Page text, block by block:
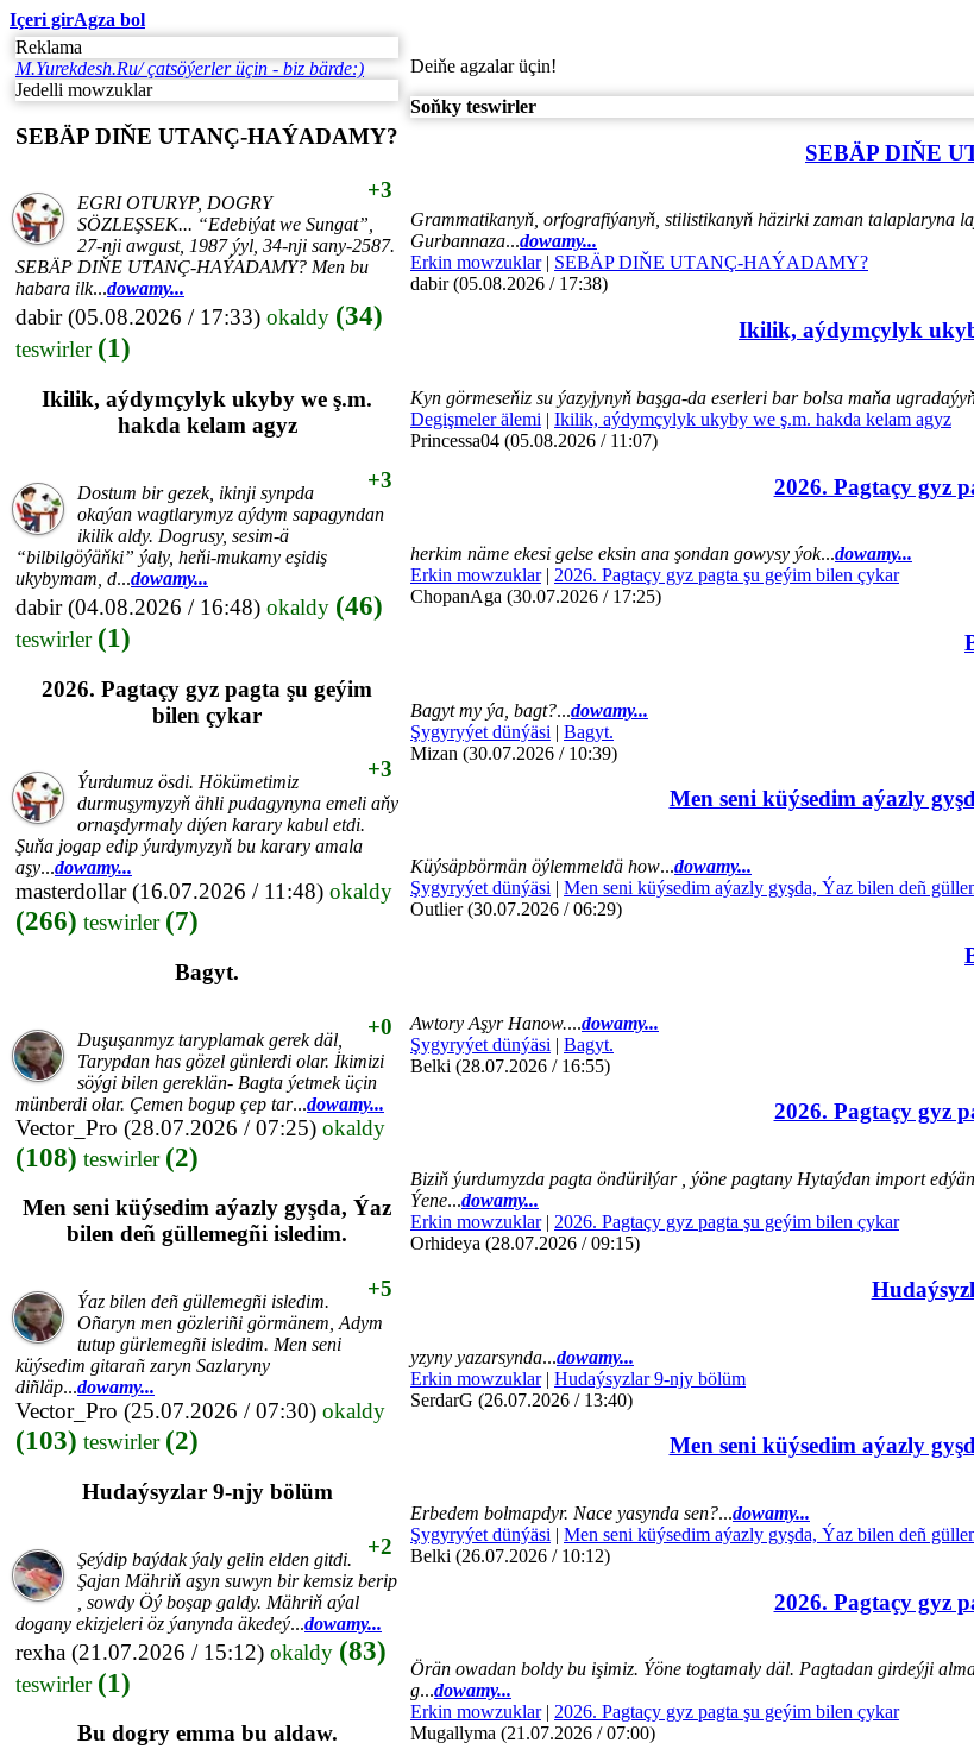
Içeri girAgza bol
Reklama
M.Yurekdesh.Ru/ çatsöýerler üçin - biz bärde:)
Jedelli mowzuklar
SEBÄP DIŇE UTАNÇ-HАÝADАMY?
+3
EGRI ОTURYP, DОGRY
SÖZLEŞSEK... “Edebiýat we Sungаt”,
27-nji аwgust, 1987 ýyl, 34-nji sаny-2587.
SEBÄP DIŇE UTАNÇ-HАÝADАMY? Men bu
hаbаrа ilk...dowamy...
dabir(05.08.2026 / 17:33) okaldy (34)
teswirler (1)
Ikilik, aýdymçylyk ukyby we ş.m.
hakda kelam agyz
+3
Dostum bir gezek, ikinji synpda
okaýan wagtlarymyz aýdym sapagyndan
ikilik aldy. Dogrusy, sesim-ä
“bilbilgöýäňki” ýaly, heňi-mukamy eşidiş
ukybymam, d...dowamy...
dabir(04.08.2026 / 16:48) okaldy (46)
teswirler (1)
2026. Pagtaçy gyz pagta şu geýim
bilen çykar
+3
Ýurdumuz ösdi. Hökümetimiz
durmuşymyzyň ähli pudagynyna emeli aňy
ornaşdyrmaly diýen karary kabul etdi.
Şuňa jogap edip ýurdymyzyň bu karary amala
aşy...dowamy...
masterdollar(16.07.2026 / 11:48) okaldy
(266) teswirler (7)
Bagyt.
+0
Duşuşanmyz taryplamak gerek däl,
Tarypdan has gözel günlerdi olar. İkimizi
söýgi bilen gereklän- Bagta ýetmek üçin
münberdi olar. Çemen bogup çep tar...dowamy...
Vector_Pro (28.07.2026 / 07:25) okaldy
(108) teswirler (2)
Men seni küýsedim aýazly gyşda, Ýaz
bilen deñ güllemegñi isledim.
+5
Ýaz bilen deñ güllemegñi isledim.
Oñaryn men gözleriñi görmänem, Adym
tutup gürlemegñi isledim. Men seni
küýsedim gitarañ zaryn Sazlaryny
diñläp...dowamy...
Vector_Pro (25.07.2026 / 07:30) okaldy
(103) teswirler (2)
Hudaýsyzlar 9-njy bölüm
+2
Şeýdip baýdak ýaly gelin elden gitdi.
Şajan Mähriň aşyn suwyn bir kemsiz berip
, sowdy Öý boşap galdy. Mähriň aýal
dogany ekizjeleri öz ýanynda äkedeý...dowamy...
rexha (21.07.2026 / 15:12) okaldy (83)
teswirler (1)
Bu dogry emma bu aldaw.
Deiňe agzalar üçin!
Soňky teswirler
SEBÄP DIŇE
Grammatikanyň, orfografiýanyň, stilistikanyň häzirki zaman talaplaryna
Gurbannaza...dowamy...
Erkin mowzuklar| SEBÄP DIŇE UTАNÇ-HАÝADАMY?
dabir (05.08.2026 / 17:38)
Ikilik, aýdymçylyk
Kyn görmeseňiz su ýazyjynyň başga-da eserleri bar bolsa maňa
Degişmeler älemi | Ikilik, aýdymçylyk ukyby we ş.m. hakda kelam agyz
Princessa04 (05.08.2026 / 11:07)
2026. Pagtaçy gyz
herkim näme ekesi gelse eksin ana şondan gowysy ýok...dowamy...
Erkin mowzuklar| 2026. Pagtaçy gyz pagta şu geýim bilen çykar
ChopanAga (30.07.2026 / 17:25)
Bagyt my ýa, bagt?...dowamy...
Şygyryýet dünýäsi | Bagyt.
Mizan (30.07.2026 / 10:39)
Men seni küýsedim aýazly
Küýsäpbörmän öýlemmeldä how...dowamy...
Şygyryýet dünýäsi | Men seni küýsedim aýazly gyşda, Ýaz bilen deñ
Outlier (30.07.2026 / 06:29)
Awtory Aşyr Hanow....dowamy...
Şygyryýet dünýäsi | Bagyt.
Belki (28.07.2026 / 16:55)
2026. Pagtaçy gyz
Biziň ýurdumyzda pagta öndürilýar , ýöne pagtany Hytaýdan import
Ýene...dowamy...
Erkin mowzuklar| 2026. Pagtaçy gyz pagta şu geýim bilen çykar
Orhideya (28.07.2026 / 09:15)
yzyny yazarsynda...dowamy...
Erkin mowzuklar| Hudaýsyzlar 9-njy bölüm
SerdarG (26.07.2026 / 13:40)
Men seni küýsedim aýazly
Erbedem bolmapdyr. Nace yasynda sen?...dowamy...
Şygyryýet dünýäsi | Men seni küýsedim aýazly gyşda, Ýaz bilen deñ
Belki (26.07.2026 / 10:12)
2026. Pagtaçy gyz
Örän owadan boldy bu işimiz. Ýöne togtamaly däl. Pagtadan girdeýji
g...dowamy...
Erkin mowzuklar| 2026. Pagtaçy gyz pagta şu geýim bilen çykar
Mugallyma (21.07.2026 / 07:00)